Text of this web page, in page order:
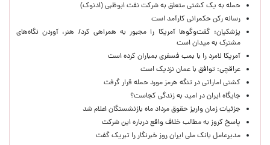
حمله به یک کشتی متعلق به شرکت نفت ابوظبی (ادنوک)
رسانه رکن حکمرانی کارآمد است
پزشکیان: گفت‌وگوها آمریکا را مجبور به همراهی کرد/ هنر، آوردن نگاه‌های
مشترک به میدان است
آمریکا لامرد را با بمب فسفری بمباران کرده است
عراقچی: توافق با عمان نزدیک است
کشتی اماراتی در تنگه هرمز مورد حمله قرار گرفت
جایگاه ایران در امید به زندگی کجاست؟
جزئیات زمان واریز حقوق مرداد ماه بازنشستگان اعلام شد
پاسخ کروز به مطالب خلاف واقع درباره این شرکت
مدیرعامل بانک ملی ایران روز خبرنگار را تبریک گفت